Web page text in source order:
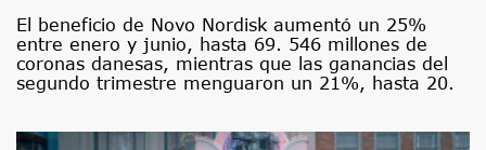
El beneficio de Novo Nordisk aumentó un 25%
entre enero y junio, hasta 69. 546 millones de
coronas danesas, mientras que las ganancias del
segundo trimestre menguaron un 21%, hasta 20.